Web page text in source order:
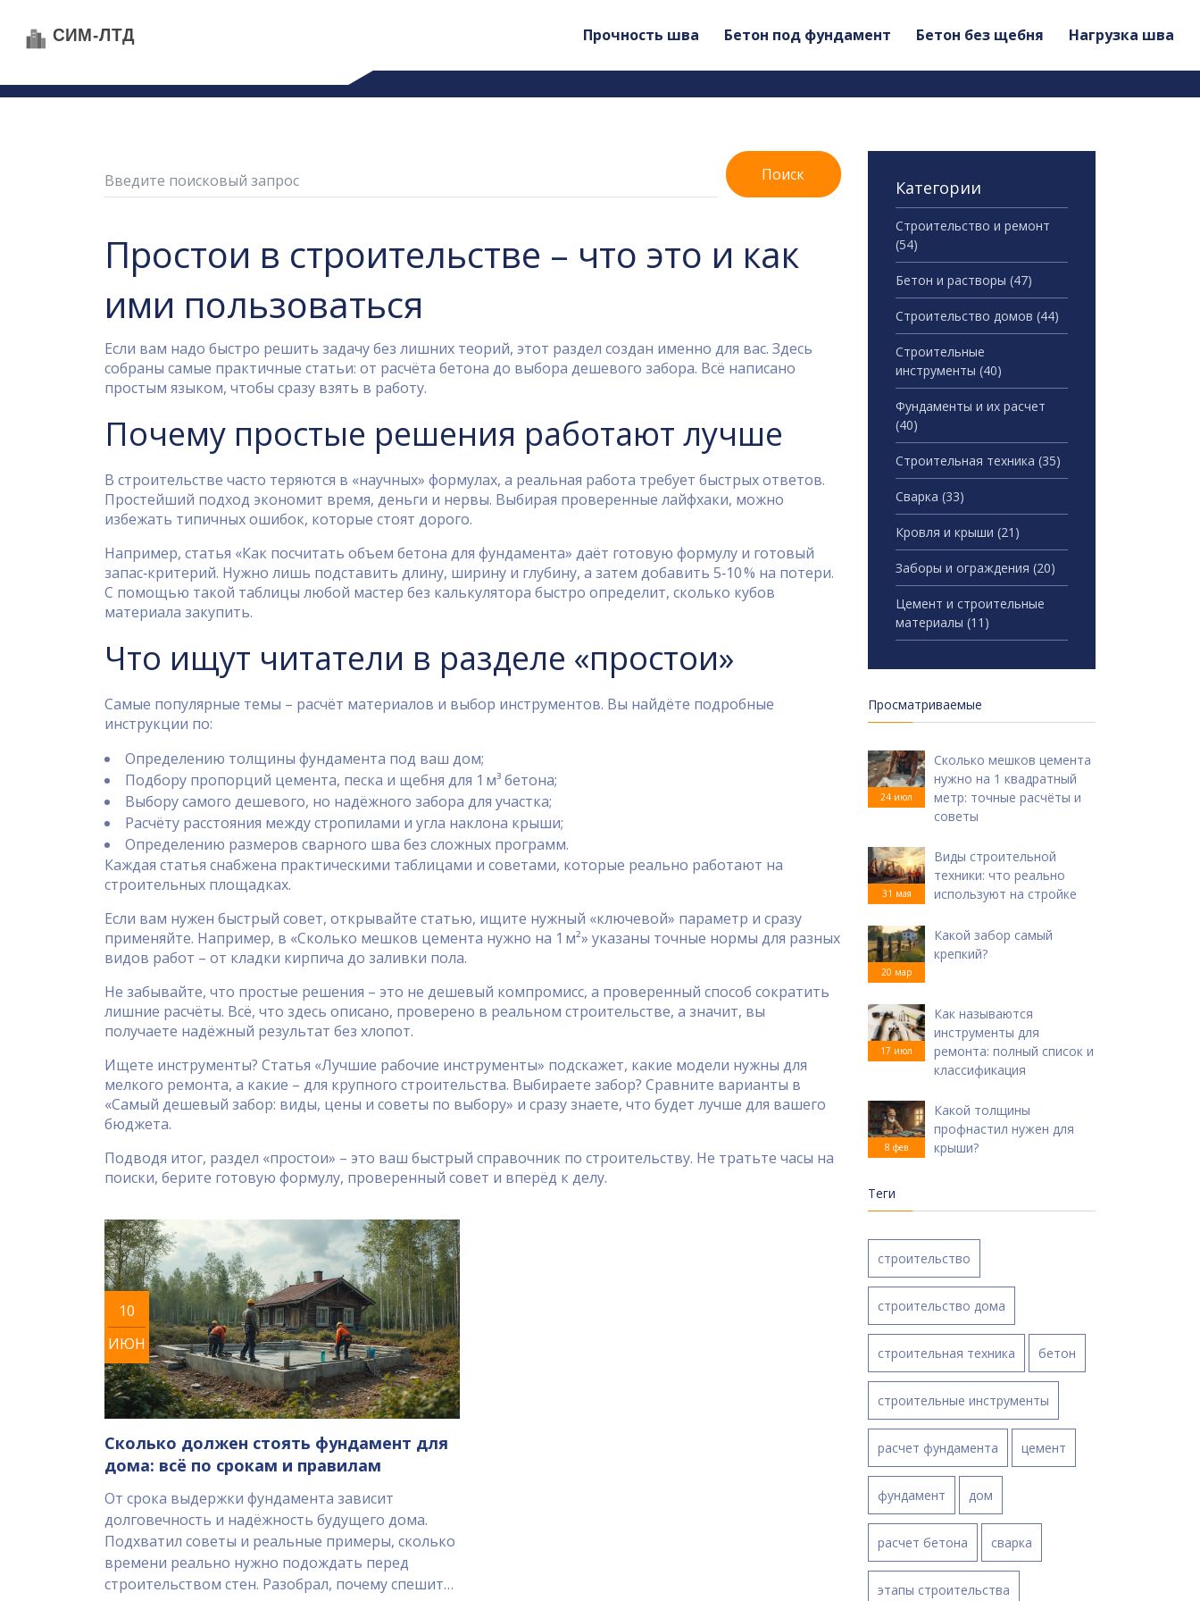
Прочность шва Бетон под фундамент Бетон без щебня Нагрузка шва
Поиск
Простои в строительстве – что это и как
ими пользоваться
Если вам надо быстро решить задачу без лишних теорий, этот раздел создан именно для вас. Здесь
собраны самые практичные статьи: от расчёта бетона до выбора дешевого забора. Всё написано
простым языком, чтобы сразу взять в работу.
Почему простые решения работают лучше
В строительстве часто теряются в «научных» формулах, а реальная работа требует быстрых ответов.
Простейший подход экономит время, деньги и нервы. Выбирая проверенные лайфхаки, можно
избежать типичных ошибок, которые стоят дорого.
Например, статья «Как посчитать объем бетона для фундамента» даёт готовую формулу и готовый
запас‑критерий. Нужно лишь подставить длину, ширину и глубину, а затем добавить 5‑10 % на потери.
С помощью такой таблицы любой мастер без калькулятора быстро определит, сколько кубов
материала закупить.
Что ищут читатели в разделе «простои»
Самые популярные темы – расчёт материалов и выбор инструментов. Вы найдёте подробные
инструкции по:
Определению толщины фундамента под ваш дом;
Подбору пропорций цемента, песка и щебня для 1 м³ бетона;
Выбору самого дешевого, но надёжного забора для участка;
Расчёту расстояния между стропилами и угла наклона крыши;
Определению размеров сварного шва без сложных программ.
Каждая статья снабжена практическими таблицами и советами, которые реально работают на
строительных площадках.
Если вам нужен быстрый совет, открывайте статью, ищите нужный «ключевой» параметр и сразу
применяйте. Например, в «Сколько мешков цемента нужно на 1 м²» указаны точные нормы для разных
видов работ – от кладки кирпича до заливки пола.
Не забывайте, что простые решения – это не дешевый компромисс, а проверенный способ сократить
лишние расчёты. Всё, что здесь описано, проверено в реальном строительстве, а значит, вы
получаете надёжный результат без хлопот.
Ищете инструменты? Статья «Лучшие рабочие инструменты» подскажет, какие модели нужны для
мелкого ремонта, а какие – для крупного строительства. Выбираете забор? Сравните варианты в
«Самый дешевый забор: виды, цены и советы по выбору» и сразу знаете, что будет лучше для вашего
бюджета.
Подводя итог, раздел «простои» – это ваш быстрый справочник по строительству. Не тратьте часы на
поиски, берите готовую формулу, проверенный совет и вперёд к делу.
10
ИЮН
Сколько должен стоять фундамент для
дома: всё по срокам и правилам
От срока выдержки фундамента зависит
долговечность и надёжность будущего дома.
Подхватил советы и реальные примеры, сколько
времени реально нужно подождать перед
строительством стен. Разобрал, почему спешить
Категории
Строительство и ремонт
(54)
Бетон и растворы (47)
Строительство домов (44)
Строительные
инструменты (40)
Фундаменты и их расчет
(40)
Строительная техника (35)
Сварка (33)
Кровля и крыши (21)
Заборы и ограждения (20)
Цемент и строительные
материалы (11)
Просматриваемые
24 июл
Сколько мешков цемента
нужно на 1 квадратный
метр: точные расчёты и
советы
31 мая
Виды строительной
техники: что реально
используют на стройке
20 мар
Какой забор самый
крепкий?
17 июл
Как называются
инструменты для
ремонта: полный список и
классификация
8 фев
Какой толщины
профнастил нужен для
крыши?
Теги
строительство
строительство дома
строительная техника бетон
строительные инструменты
расчет фундамента цемент
фундамент дом
расчет бетона сварка
этапы строительства